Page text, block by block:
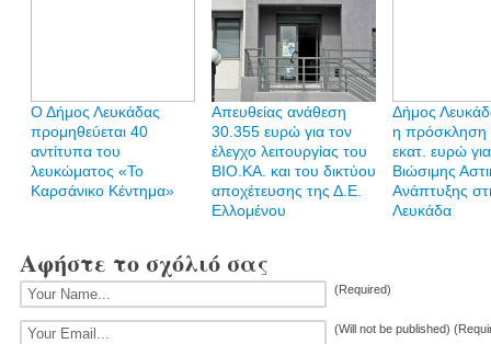
Ο Δήμος Λευκάδας
προμηθεύεται 40
αντίτυπα του
λευκώματος «Το
Καρσάνικο Κέντημα»
Απευθείας ανάθεση
30.355 ευρώ για τον
έλεγχο λειτουργίας του
ΒΙΟ.ΚΑ. και του δικτύου
αποχέτευσης της Δ.Ε.
Ελλομένου
Δήμος
η πρόσκληση
εκατ. ευρώ
Βιώσιμης
Ανάπτυξης
Λευκάδα
Αφήστε το σχόλιό σας
(Required)
(Will not be published)